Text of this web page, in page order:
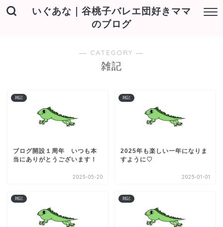
いぐあな｜谷桃子バレエ団好きママ
のブログ
― CATEGORY ―
雑記
雑記
ブログ開設１周年 いつも本
当にありがとうございます！
2025-05-20
雑記
2025年も楽しい一年になりま
すように♡
2025-01-01
雑記 雑記